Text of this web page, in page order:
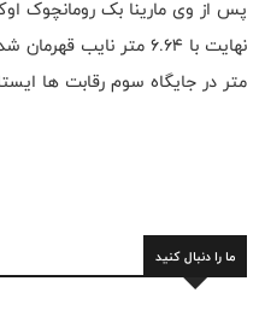
پس از وی مارینا بک رومانچوک
متر در جایگاه سوم رقابت ها
ما را دنبال کنید